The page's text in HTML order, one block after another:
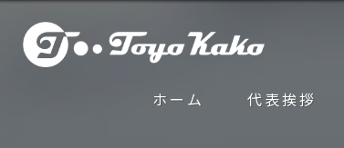
ホーム 代表挨拶